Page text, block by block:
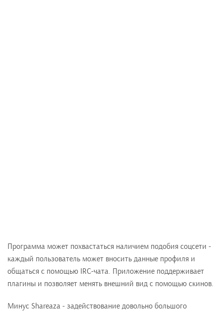
Программа может похвастаться наличием подобия соцсети -
каждый пользователь может вносить данные профиля и
общаться с помощью IRC-чата. Приложение поддерживает
плагины и позволяет менять внешний вид с помощью скинов.
Минус Shareaza - задействование довольно большого